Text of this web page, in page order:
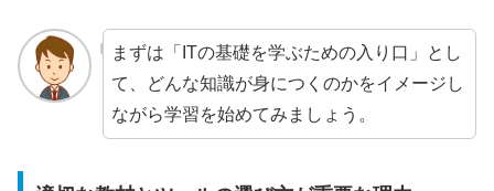
まずは「ITの基礎を学ぶための入り口」とし
て、どんな知識が身につくのかをイメージし
ながら学習を始めてみましょう。